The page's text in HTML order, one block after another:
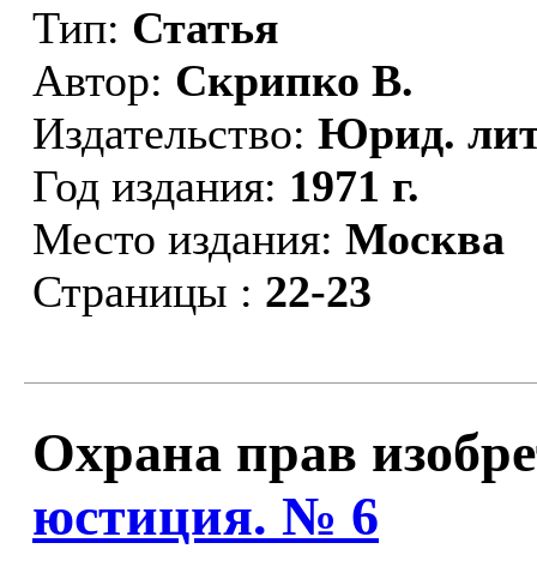
Тип: Статья
Автор: Скрипко В.
Издательство: Юрид.
Год издания: 1971 г.
Место издания: Москва
Страницы : 22-23
Охрана прав
юстиция. № 6